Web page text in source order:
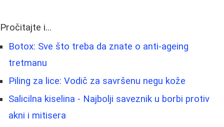
Pročitajte i...
Botox: Sve što treba da znate o anti-ageing
tretmanu
Piling za lice: Vodič za savršenu negu kože
Salicilna kiselina - Najbolji saveznik u borbi protiv
akni i mitisera